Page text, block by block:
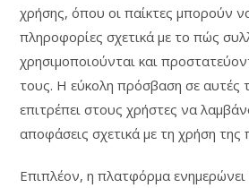
χρήσης, όπου οι παίκτες μπορούν
πληροφορίες σχετικά με το πώς
χρησιμοποιούνται και
τους. Η εύκολη πρόσβαση σε αυτές
επιτρέπει στους χρήστες να
αποφάσεις σχετικά με τη χρήση
Επιπλέον, η πλατφόρμα ενημερώνει